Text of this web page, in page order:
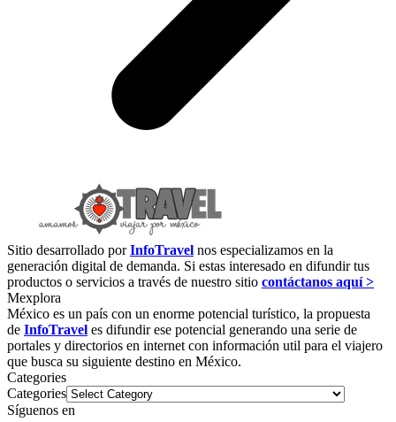
Sitio desarrollado porInfoTravel nos especializamos en la
generación digital de demanda. Si estas interesado en difundir tus
productos o servicios a través de nuestro sitio contáctanos aquí >
Mexplora
México es un país con un enorme potencial turístico, la propuesta
de InfoTravel es difundir ese potencial generando una serie de
portales y directorios en internet con información util para el viajero
que busca su siguiente destino en México.
Categories
Categories
Síguenos en